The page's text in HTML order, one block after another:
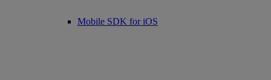
Mobile SDK for iOS